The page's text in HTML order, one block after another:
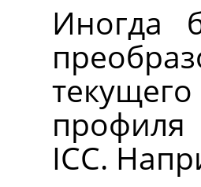
Иногда
профиля
ICC.